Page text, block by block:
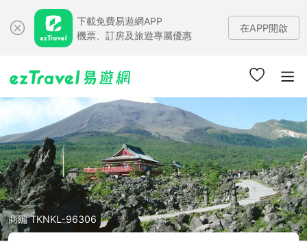
下載免費易遊網APP
機票、訂房及旅遊專屬優惠
在APP開啟
商編 TKNKL-96306